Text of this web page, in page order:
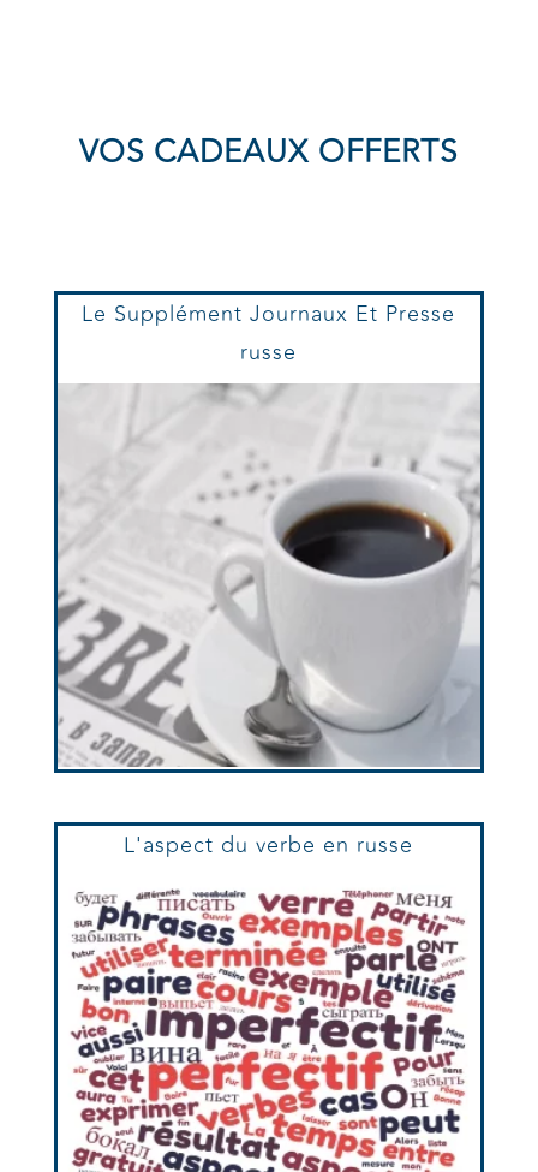
VOS CADEAUX OFFERTS
Le Supplément Journaux Et Presse
russe
L'aspect du verbe en russe